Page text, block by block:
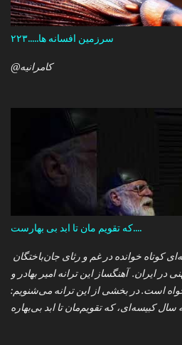
سرزمین افسانه ها.....۲۲۳
@کامرانیه
که تقویم مان تا ابد بی بهارست....
در ایران. آهنگساز این ترانه امیر بهادر و
است. در بخشی از این ترانه می‌شنویم:
کبیسه‌ای، که تقویم‌مان تا ابد بی‌بهاره